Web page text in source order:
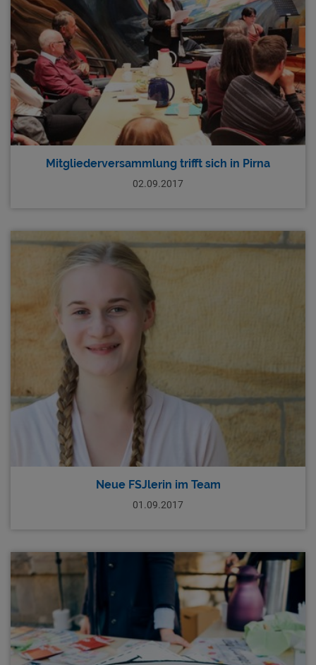
Mitgliederversammlung trifft sich in Pirna
02.09.2017
Neue FSJlerin im Team
01.09.2017